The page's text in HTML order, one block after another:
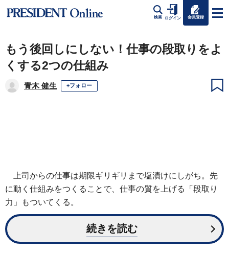
検索 ログイン 会員登録
もう後回しにしない！仕事の段取りをよ
くする2つの仕組み
青木 健生 +フォロー
上司からの仕事は期限ギリギリまで塩漬けにしがち。先
に動く仕組みをつくることで、仕事の質を上げる「段取り
力」もついてくる。
続きを読む